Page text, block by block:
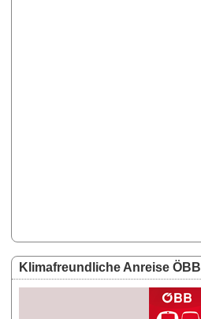
Klimafreundliche Anreise ÖBB